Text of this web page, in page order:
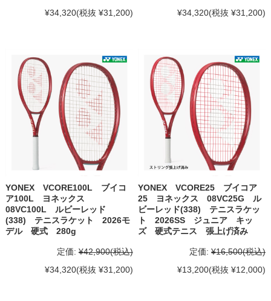
¥34,320(税抜 ¥31,200)
¥34,320(税抜 ¥31,200)
YONEX VCORE100L ブイコ
ア100L ヨネックス
08VC100L ルビーレッド
(338) テニスラケット 2026モ
デル 硬式 280g
定価: ¥42,900(税込)
¥34,320(税抜 ¥31,200)
YONEX VCORE25 ブイコア
25 ヨネックス 08VC25G ル
ビーレッド(338) テニスラケッ
ト 2026SS ジュニア キッ
ズ 硬式テニス 張上げ済み
定価: ¥16,500(税込)
¥13,200(税抜 ¥12,000)